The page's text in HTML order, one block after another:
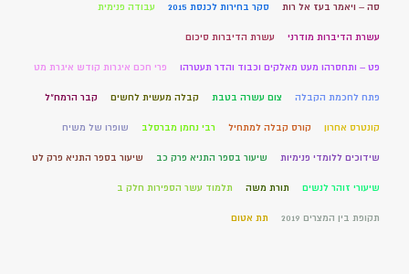
סה – ויאמר בעז אל רות סקר בחירות לכנסת 2015 עבודה פנימית
עשרת הדיברות מודרני עשרת הדיברות סיכום
פט – ותחסרהו מעט מאלקים וכבוד והדר תעטרהו פרי חכם איגרות קודש איגרת מט
פתח לחכמת הקבלה צום עשרה בטבת קבלה מעשית לחשים קבר הרמח"ל
קונטרס אחרון קורס קבלה למתחיל רבי נחמן מברסלב שופרו של משיח
שידוכים ללומדי פנימיות שיעור בספר התניא פרק כב שיעור בספר התניא פרק לט
שיעורי זוהר לנשים תורת משה תלמוד עשר הספירות חלק ב
תקופת בין המצרים 2019 תת אטום